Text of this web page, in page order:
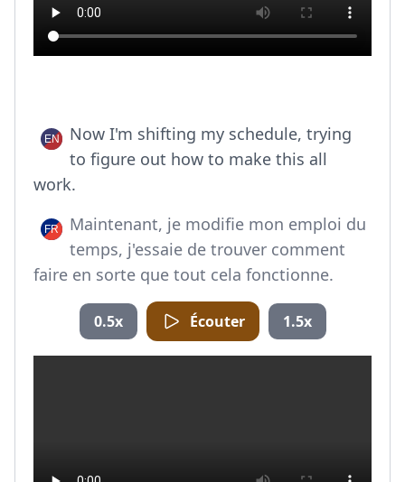
Now I'm shifting my schedule, trying
to figure out how to make this all
work.
Maintenant, je modifie mon emploi du
temps, j'essaie de trouver comment
faire en sorte que tout cela fonctionne.
0.5x Écouter 1.5x